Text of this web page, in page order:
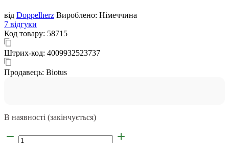
від Doppelherz Вироблено: Німеччина
7 відгуки
Код товару: 58715
Штрих-код: 4009932523737
Продавець: Biotus
В наявності (закінчується)